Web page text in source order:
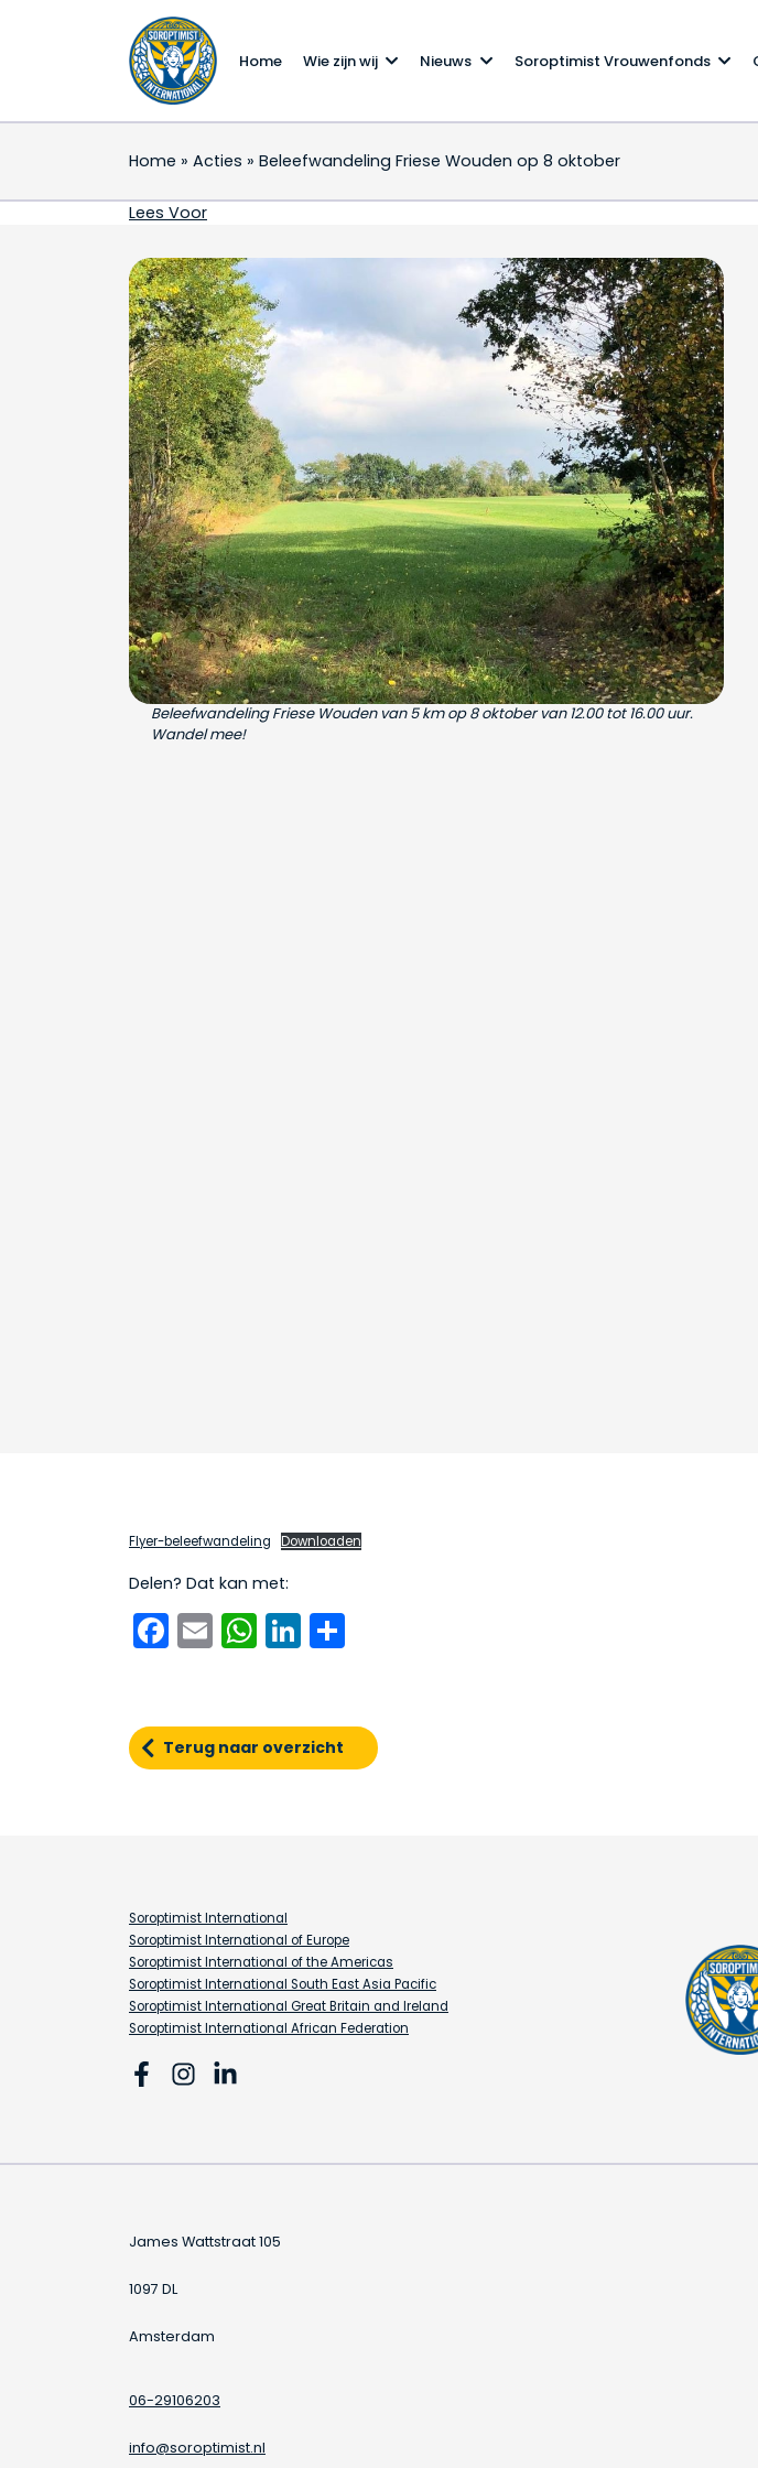
Home Wie zijn wij Nieuws Soroptimist Vrouwenfonds
Home » Acties » Beleefwandeling Friese Wouden op 8 oktober
Beleefwandeling Friese Wouden
Lees Voor
Beleefwandeling Friese Wouden van 5 km op 8 oktober van 12.00 tot 16.00 uur.
Wandel mee!
Flyer-beleefwandeling Downloaden
Delen? Dat kan met:
Facebook
EmailWhatsApp
LinkedIn
Terug naar overzicht
Soroptimist International
Soroptimist International of Europe
Soroptimist International of the Americas
Soroptimist International South East Asia Pacific
Soroptimist International Great Britain and Ireland
Soroptimist International African Federation
James Wattstraat 105
1097 DL
Amsterdam
06-29106203
info@soroptimist.nl